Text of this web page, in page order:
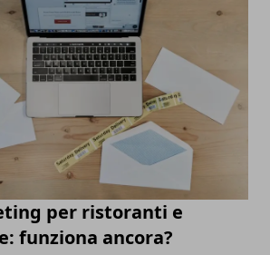
per ristoranti e
funziona ancora?